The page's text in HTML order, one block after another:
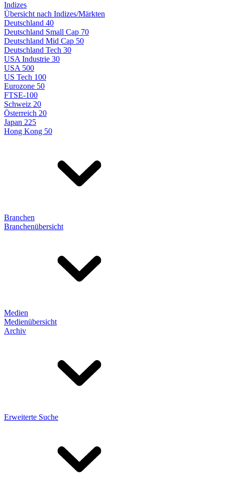
Indizes
Übersicht nach Indizes/Märkten
Deutschland 40
Deutschland Small Cap 70
Deutschland Mid Cap 50
Deutschland Tech 30
USA Industrie 30
USA 500
US Tech 100
Eurozone 50
FTSE-100
Schweiz 20
Österreich 20
Japan 225
Hong Kong 50
Branchen
Branchenübersicht
Medien
Medienübersicht
Archiv
Erweiterte Suche